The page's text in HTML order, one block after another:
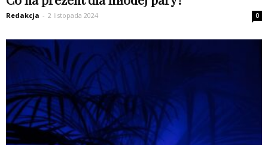
Redakcja - 2 listopada 2024 0